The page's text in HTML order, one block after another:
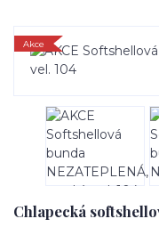
Akce
Chlapecká